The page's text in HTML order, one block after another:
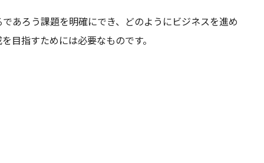
あろう課題を明確にでき、どのようにビジネスを進め
目指すためには必要なものです。